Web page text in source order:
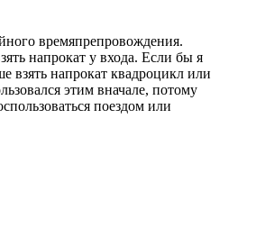
времяпрепровождения.
напрокат у входа. Если бы я
взять напрокат квадроцикл или
этим вначале, потому
поездом или